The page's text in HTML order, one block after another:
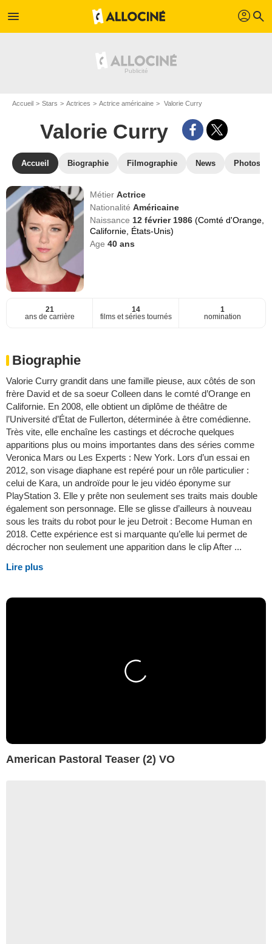
menu profil search
Accueil Stars Actrices Actrice américaine Valorie Curry
Valorie Curry
Accueil Biographie Filmographie News Photos
MétierActrice
NationalitéAméricaine
Naissance 12 février 1986(Comté d'Orange,
Californie, États-Unis)
Age40 ans
21
ans de carrière
14
films et séries tournés
1
nomination
Biographie
Valorie Curry grandit dans une famille pieuse, aux côtés de son
frère David et de sa soeur Colleen dans le comté d’Orange en
Californie. En 2008, elle obtient un diplôme de théâtre de
l’Université d’État de Fullerton, déterminée à être comédienne.
Très vite, elle enchaîne les castings et décroche quelques
apparitions plus ou moins importantes dans des séries comme
Veronica Mars ou Les Experts : New York. Lors d’un essai en
2012, son visage diaphane est repéré pour un rôle particulier :
celui de Kara, un androïde pour le jeu vidéo éponyme sur
PlayStation 3. Elle y prête non seulement ses traits mais double
également son personnage. Elle se glisse d’ailleurs à nouveau
sous les traits du robot pour le jeu Detroit : Become Human en
2018. Cette expérience est si marquante qu’elle lui permet de
décrocher non seulement une apparition dans le clip After ...
Lire plus
American Pastoral Teaser (2) VO